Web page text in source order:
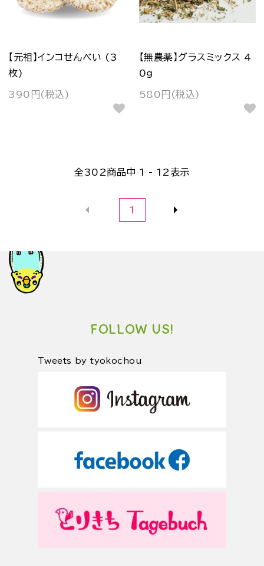
【元祖】インコせんべい (3
枚)
390円(税込)
【無農薬】グラスミックス 4
0g
580円(税込)
全302商品中 1 - 12表示
1
FOLLOW US!
Tweets by tyokochou